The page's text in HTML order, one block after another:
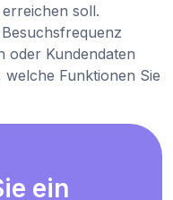
soll.
oder Kundendaten
welche Funktionen Sie
ein